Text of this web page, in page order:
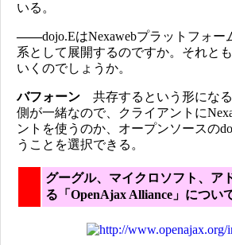
いる。
――dojo.EはNexawebプラットフォ
系として展開するのですか。それと
いくのでしょうか。
バフォーン 共存するという形にな
側が一緒なので、クライアントに
ントを使うのか、オープンソースの
うことを選択できる。
グーグル、マイクロソフト、ア
る「OpenAjax Alliance」につい